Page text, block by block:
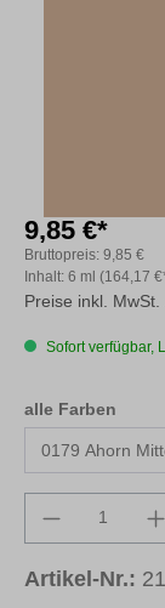
9,85 €*
Inhalt: 6 ml (164,17
Bruttopreis: 9,85 €
Preise inkl.
Sofort verfügbar,
alle Farben
Produkt
Artikel-Nr.: